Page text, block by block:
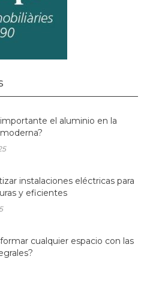
el aluminio en la
instalaciones eléctricas para
y eficientes
cualquier espacio con las